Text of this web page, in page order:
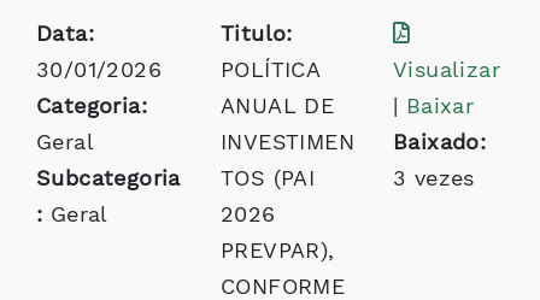
Data:
30/01/2026
Categoria:
Geral
Subcategoria
: Geral
Titulo:
POLÍTICA
ANUAL DE
INVESTIMEN
TOS (PAI
2026
PREVPAR),
CONFORME
Visualizar
| Baixar
Baixado:
3 vezes